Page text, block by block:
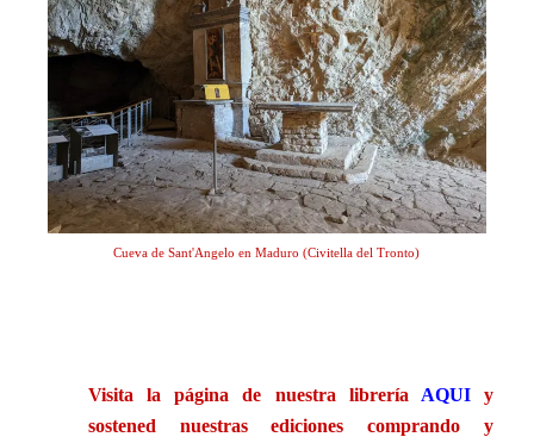
Cueva de Sant'Angelo en Maduro (Civitella del Tronto)
Visita la página de nuestra librería AQUI y
sostened nuestras ediciones comprando y